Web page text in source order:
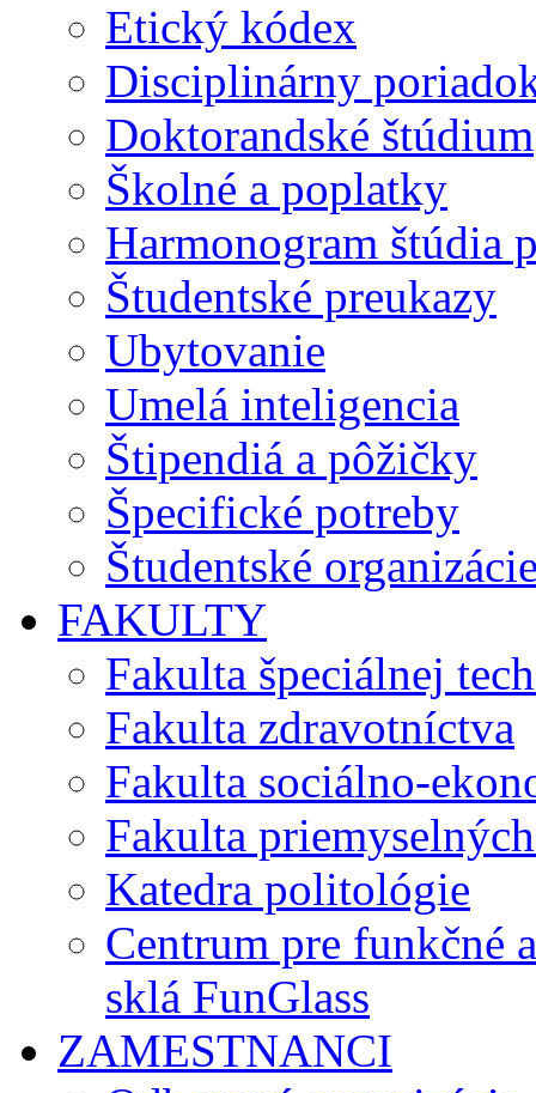
Etický kódex
Disciplinárny
Doktorandské štúdium
Školné a poplatky
Harmonogram štúdia
Študentské preukazy
Ubytovanie
Umelá inteligencia
Štipendiá a pôžičky
Špecifické potreby
Študentské
FAKULTY
Fakulta špeciálnej
Fakulta zdravotníctva
Fakulta sociálno-
Fakulta
Katedra politológie
Centrum pre funkčné
sklá FunGlass
ZAMESTNANCI